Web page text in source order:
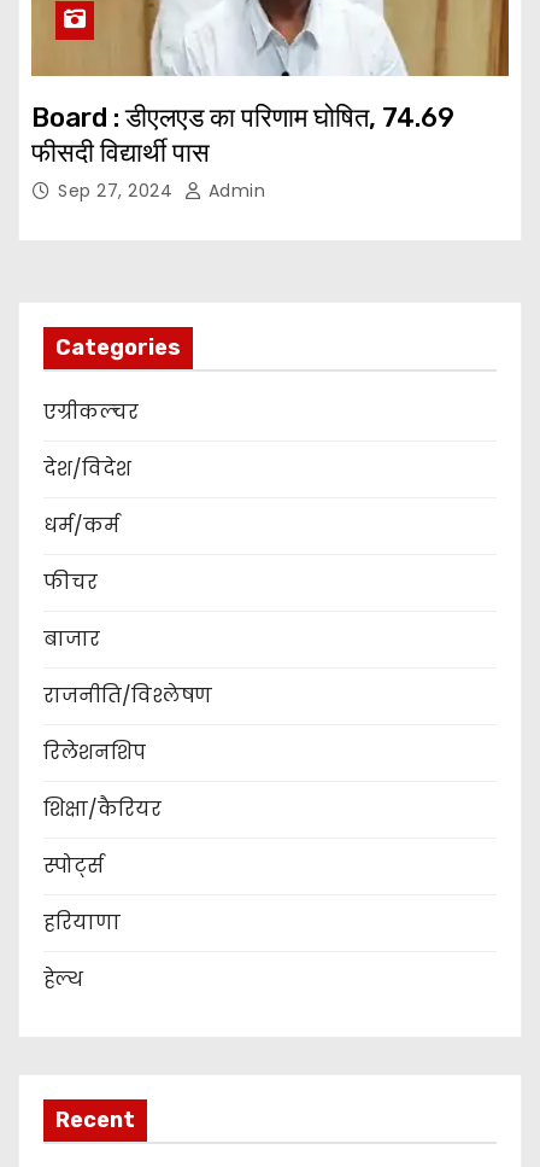
Board : डीएलएड का परिणाम घोषित, 74.69
फीसदी विद्यार्थी पास
Sep 27, 2024 Admin
Categories
एग्रीकल्चर
देश/विदेश
धर्म/कर्म
फीचर
बाजार
राजनीति/विश्लेषण
रिलेशनशिप
शिक्षा/कैरियर
स्पोर्ट्स
हरियाणा
हेल्थ
Recent